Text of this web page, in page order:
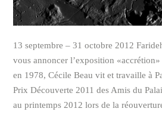
13 septembre – 31 octobre 2012
vous annoncer l’exposition
en 1978, Cécile Beau vit et travaille à
Prix Découverte 2011 des Amis du
au printemps 2012 lors de la